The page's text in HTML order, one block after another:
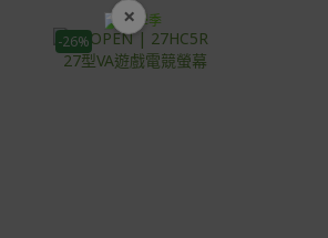
-26%
× 開學裝備全面降價